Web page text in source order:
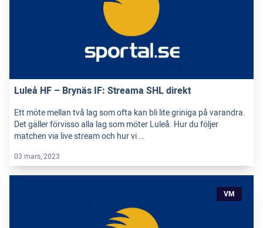
Luleå HF – Brynäs IF: Streama SHL direkt
Ett möte mellan två lag som ofta kan bli lite griniga på varandra.
Det gäller förvisso alla lag som möter Luleå. Hur du följer
matchen via live stream och hur vi …
03 mars, 2023
VM